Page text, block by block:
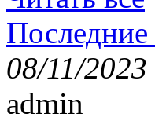
08/11/2023
admin